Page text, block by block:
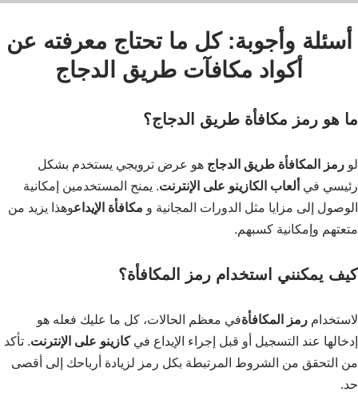
أسئلة وأجوبة: كل ما تحتاج معرفته عن
أكواد مكافآت طريق الدجاج
ما هو رمز مكافأة طريق الدجاج؟
لو رمز المكافأة طريق الدجاج هو عرض ترويجي يستخدم بشكل
رئيسي في ألعاب الكازينو على الإنترنت. يمنح المستخدمين إمكانية
الوصول إلى مزايا مثل الدورات المجانية و مكافأة الإيداعوهذا يزيد من
متعتهم وإمكانية كسبهم.
كيف يمكنني استخدام رمز المكافأة؟
لاستخدام رمز المكافأةفي معظم الحالات، كل ما عليك فعله هو
إدخالها عند التسجيل أو قبل إجراء الإيداع فيكازينو على الإنترنت. تأكد
من التحقق من الشروط المرتبطة بكل رمز لزيادة أرباحك إلى أقصى
حد.